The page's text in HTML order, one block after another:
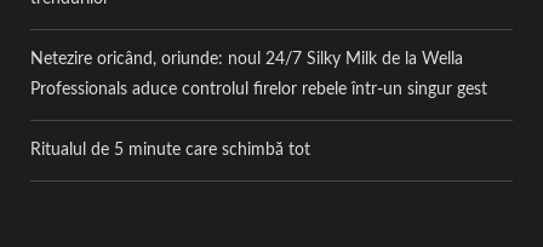
Netezire oricând, oriunde: noul 24/7 Silky Milk de la Wella
Professionals aduce controlul firelor rebele într-un singur gest
Ritualul de 5 minute care schimbă tot